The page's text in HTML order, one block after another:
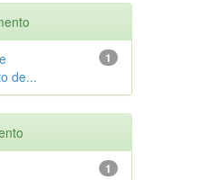
1
de...
1